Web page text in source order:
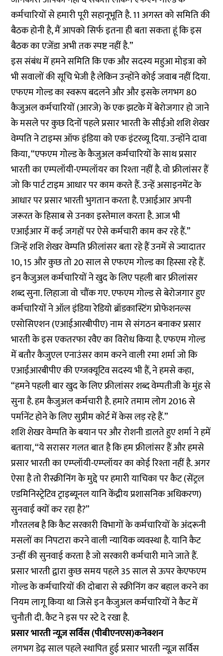
कर्मचारियों से हमारी पूरी सहानूभूति है. 11 अगस्त को समिति की
बैठक होनी है, मैं आपको सिर्फ इतना ही बता सकता हूं कि इस
बैठक का एजेंडा अभी तक स्पष्ट नहीं है.”
इस संबंध में हमने समिति कि एक और सदस्य महुआ मोइत्रा को
भी सवालों की सूचि भेजी है लेकिन उन्होंने कोई जवाब नहीं दिया.
एफएम गोल्ड का स्वरूप बदलने और और इसके लगभग 80
कैजुअल कर्मचारियों (आरजे) के एक झटके में बेरोजगार हो जाने
के मसले पर कुछ दिनों पहले प्रसार भारती के सीईओ शशि शेखर
वेम्पति नेटाइम्स ऑफ इंडिया को एक इंटरव्यूदिया. उन्होंने दावा
किया, “एफएम गोल्ड के कैजुअल कर्मचारियों के साथ प्रसार
भारती का एम्पलॉयी-एम्पलॉयर का रिश्ता नहीं है. वो फ्रीलांसर हैं
जो कि पार्ट टाइम आधार पर काम करते हैं. उन्हें असाइनमेंट के
आधार पर प्रसार भारती भुगतान करता है. एआईआर अपनी
जरूरत के हिसाब से उनका इस्तेमाल करता है. आज भी
एआईआर में कई जगहों पर ऐसे कर्मचारी काम कर रहे हैं.”
जिन्हें शशि शेखर वेम्पति फ्रीलांसर बता रहे हैं उनमें से ज्यादातर
10, 15 और कुछ तो 20 साल से एफएम गोल्ड का हिस्सा रहे हैं.
इन कैजुअल कर्मचारियों ने खुद के लिए पहली बार फ्रीलांसर
शब्द सुना. लिहाजा वो चौंक गए. एफएम गोल्ड से बेरोजगार हुए
कर्मचारियों ने ऑल इंडिया रेडियो ब्रॉडकास्टिंग प्रोफेशनल्स
एसोसिएशन (एआईआरबीपीए) नाम से संगठन बनाकर प्रसार
भारती के इस एकतरफा रवैए का विरोध किया है. एफएम गोल्ड
में बतौर कैजुएल एनाउंसर काम करने वाली रमा शर्मा जो कि
एआईआरबीपीए की एग्जक्यूटिव सदस्य भी हैं, ने हमसे कहा,
“हमने पहली बार खुद के लिए फ्रीलांसर शब्द वेम्पतीजी के मुंह से
सुना है. हम कैजुअल कर्मचारी है. हमारे तमाम लोग 2016 से
पर्मानेंट होने के लिए सुप्रीम कोर्ट में केस लड़ रहे हैं.”
शशि शेखर वेम्पति के बयान पर और रोशनी डालते हुए शर्मा ने हमें
बताया, “ये सरासर गलत बात है कि हम फ्रीलांसर हैं और हमसे
प्रसार भारती का एम्प्लॉयी-एम्प्लॉयर का कोई रिश्ता नहीं है. अगर
ऐसा है तो रीस्क्रीनिंग के मुद्दे पर हमारी याचिका पर कैट (सेंट्रल
एडमिनिस्ट्रेटिव ट्राइब्यूनल यानि केंद्रीय प्रशासनिक अधिकरण)
सुनवाई क्यों कर रहा है?”
गौरतलब है कि कैट सरकारी विभागों के कर्मचारियों के अंदरूनी
मसलों का निपटारा करने वाली न्यायिक व्यवस्था है. यानि कैट
उन्हीं की सुनवाई करता है जो सरकारी कर्मचारी माने जाते हैं.
प्रसार भारती द्वारा कुछ समय पहले 35 साल से ऊपर केएफएम
गोल्ड के कर्मचारियों की दोबारा से स्क्रीनिंग कर बहाल करने का
नियम लागू किया था जिसे इन कैजुअल कर्मचारियों ने कैट में
चुनौती दी. कैट ने इस पर स्टे दे रखा है.
प्रसार भारती न्यूज़ सर्विस (पीबीएनएस)कनेक्शन
लगभग डेढ़ साल पहले स्थापित हुई प्रसार भारती न्यूज़ सर्विस